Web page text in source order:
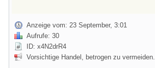
Anzeige vom: 23 September, 3:01
Aufrufe: 30
ID: x4N2drR4
Vorsichtige Handel, betrogen zu vermeiden.